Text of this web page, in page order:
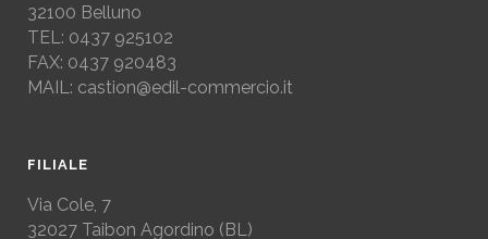
32100 Belluno
TEL: 0437 925102
FAX: 0437 920483
MAIL: castion@edil-commercio.it
FILIALE
Via Cole, 7
32027 Taibon Agordino (BL)